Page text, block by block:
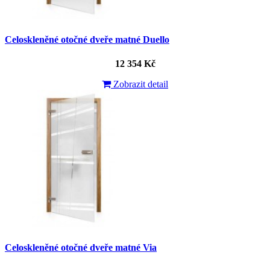
Celoskleněné otočné dveře matné Duello
12 354 Kč
Zobrazit detail
Celoskleněné otočné dveře matné Via